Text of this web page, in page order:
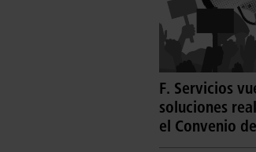
F. Servicios
soluciones
el Convenio